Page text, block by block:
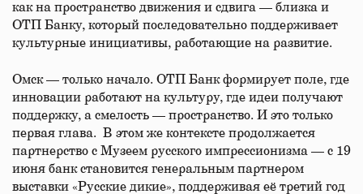
как на пространство движения и сдвига — близка и
ОТП Банку, который последовательно поддерживает
культурные инициативы, работающие на развитие.
Омск — только начало. ОТП Банк формирует поле, где
инновации работают на культуру, где идеи получают
поддержку, а смелость — пространство. И это только
первая глава. В этом же контексте продолжается
партнерство с Музеем русского импрессионизма — с 19
июня банк становится генеральным партнером
выставки «Русские дикие», поддерживая её третий год